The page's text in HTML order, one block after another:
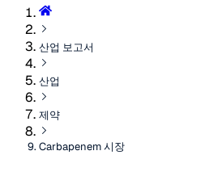
산업 보고서
산업
제약
Carbapenem 시장